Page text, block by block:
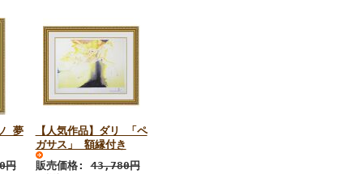
夢
円
【人気作品】ダリ 「ペ
ガサス」 額縁付き
販売価格:43,780円